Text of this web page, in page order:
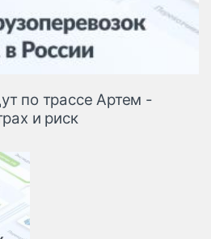
по трассе Артем -
и риск